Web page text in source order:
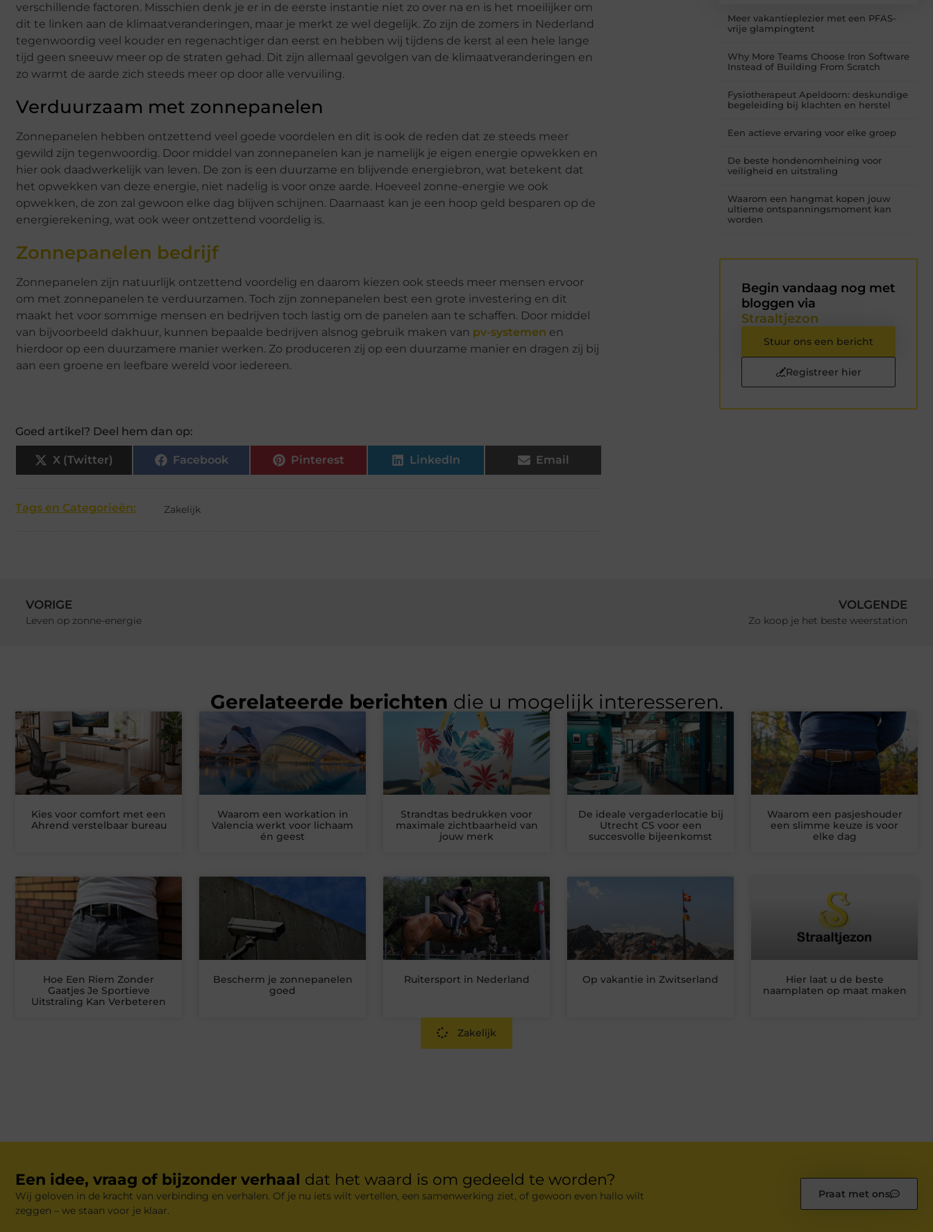
verschillende factoren. Misschien denk je er in de eerste instantie niet zo over na en is het moeilijker om
dit te linken aan de klimaatveranderingen, maar je merkt ze wel degelijk. Zo zijn de zomers in Nederland
tegenwoordig veel kouder en regenachtiger dan eerst en hebben wij tijdens de kerst al een hele lange
tijd geen sneeuw meer op de straten gehad. Dit zijn allemaal gevolgen van de klimaatveranderingen en
zo warmt de aarde zich steeds meer op door alle vervuiling.
Verduurzaam met zonnepanelen
Zonnepanelen hebben ontzettend veel goede voordelen en dit is ook de reden dat ze steeds meer
gewild zijn tegenwoordig. Door middel van zonnepanelen kan je namelijk je eigen energie opwekken en
hier ook daadwerkelijk van leven. De zon is een duurzame en blijvende energiebron, wat betekent dat
het opwekken van deze energie, niet nadelig is voor onze aarde. Hoeveel zonne-energie we ook
opwekken, de zon zal gewoon elke dag blijven schijnen. Daarnaast kan je een hoop geld besparen op de
energierekening, wat ook weer ontzettend voordelig is.
Zonnepanelen bedrijf
Zonnepanelen zijn natuurlijk ontzettend voordelig en daarom kiezen ook steeds meer mensen ervoor
om met zonnepanelen te verduurzamen. Toch zijn zonnepanelen best een grote investering en dit
maakt het voor sommige mensen en bedrijven toch lastig om de panelen aan te schaffen. Door middel
van bijvoorbeeld dakhuur, kunnen bepaalde bedrijven alsnog gebruik maken van pv-systemen en
hierdoor op een duurzamere manier werken. Zo produceren zij op een duurzame manier en dragen zij bij
aan een groene en leefbare wereld voor iedereen.
Goed artikel? Deel hem dan op:
X (Twitter) Facebook Pinterest LinkedIn Email
Tags en Categorieën: Zakelijk
Meer vakantieplezier met een PFAS-
vrije glampingtent
Why More Teams Choose Iron Software
Instead of Building From Scratch
Fysiotherapeut Apeldoorn: deskundige
begeleiding bij klachten en herstel
Een actieve ervaring voor elke groep
De beste hondenomheining voor
veiligheid en uitstraling
Waarom een hangmat kopen jouw
ultieme ontspanningsmoment kan
worden
Begin vandaag nog met
bloggen via
Straaltjezon
Stuur ons een bericht
Registreer hier
VORIGE
Leven op zonne-energie
VOLGENDE
Zo koop je het beste weerstation
Gerelateerde berichten die u mogelijk interesseren.
Kies voor comfort met een
Ahrend verstelbaar bureau
Waarom een workation in
Valencia werkt voor lichaam
én geest
Strandtas bedrukken voor
maximale zichtbaarheid van
jouw merk
De ideale vergaderlocatie bij
Utrecht CS voor een
succesvolle bijeenkomst
Waarom een pasjeshouder
een slimme keuze is voor
elke dag
Hoe Een Riem Zonder
Gaatjes Je Sportieve
Uitstraling Kan Verbeteren
Bescherm je zonnepanelen
goed
Ruitersport in Nederland Op vakantie in Zwitserland
Hier laat u de beste
naamplaten op maat maken
Zakelijk
Een idee, vraag of bijzonder verhaal dat het waard is om gedeeld te worden?
Wij geloven in de kracht van verbinding en verhalen. Of je nu iets wilt vertellen, een samenwerking ziet, of gewoon even hallo wilt
zeggen – we staan voor je klaar.
Praat met ons